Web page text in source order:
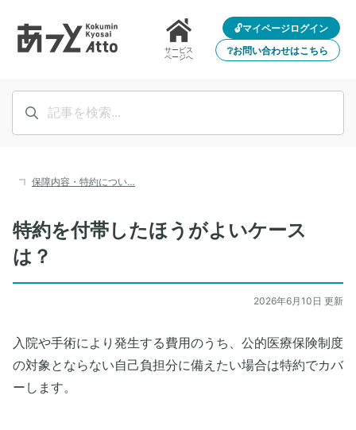
サービス
ページへ
🔓マイページログイン
❔お問い合わせはこちら
保障内容・特約につい…
特約を付帯したほうがよいケース
は？
2026年6月10日 更新
入院や手術により発生する費用のうち、公的医療保険制度
の対象とならない自己負担分に備えたい場合は特約でカバ
ーします。